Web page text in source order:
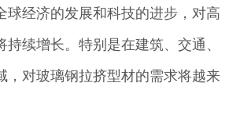
球经济的发展和科技的进步，对高
续增长。特别是在建筑、交通、
，对玻璃钢拉挤型材的需求将越来